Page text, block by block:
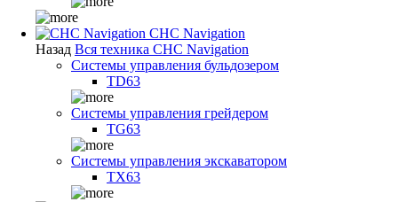
CHC Navigation
Назад Вся техника CHC Navigation
Системы управления бульдозером
TD63
Системы управления грейдером
TG63
Системы управления экскаватором
TX63